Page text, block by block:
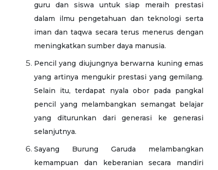
guru dan siswa untuk siap meraih prestasi
dalam ilmu pengetahuan dan teknologi serta
iman dan taqwa secara terus menerus dengan
meningkatkan sumber daya manusia.
Pencil yang diujungnya berwarna kuning emas
yang artinya mengukir prestasi yang gemilang.
Selain itu, terdapat nyala obor pada pangkal
pencil yang melambangkan semangat belajar
yang diturunkan dari generasi ke generasi
selanjutnya.
Sayang Burung Garuda melambangkan
kemampuan dan keberanian secara mandiri